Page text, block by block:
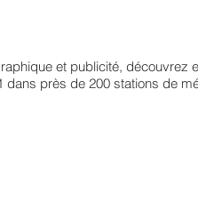
et publicité, découvrez
dans près de 200 stations de